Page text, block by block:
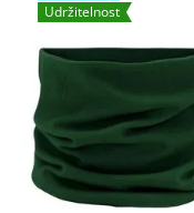
Udržitelnost